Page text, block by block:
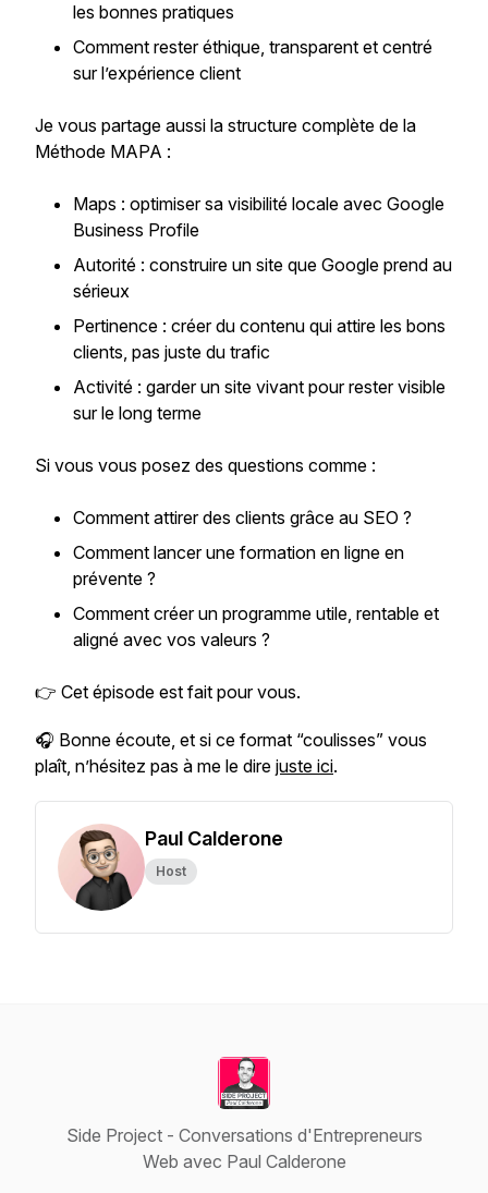
les bonnes pratiques
Comment rester éthique, transparent et centré
sur l’expérience client
Je vous partage aussi la structure complète de la
Méthode MAPA :
Maps : optimiser sa visibilité locale avec Google
Business Profile
Autorité : construire un site que Google prend au
sérieux
Pertinence : créer du contenu qui attire les bons
clients, pas juste du trafic
Activité : garder un site vivant pour rester visible
sur le long terme
Si vous vous posez des questions comme :
Comment attirer des clients grâce au SEO ?
Comment lancer une formation en ligne en
prévente ?
Comment créer un programme utile, rentable et
aligné avec vos valeurs ?
👉 Cet épisode est fait pour vous.
🎧 Bonne écoute, et si ce format “coulisses” vous
plaît, n’hésitez pas à me le dire juste ici.
Paul Calderone
Host
Side Project - Conversations d'Entrepreneurs
Web avec Paul Calderone